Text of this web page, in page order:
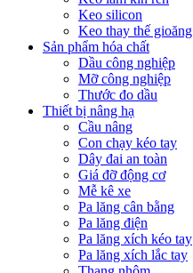
Keo silicon
Keo thay thế gioăng
Sản phẩm hóa chất
Dầu công nghiệp
Mỡ công nghiệp
Thước đo dầu
Thiết bị nâng hạ
Cầu nâng
Con chạy kéo tay
Dây đai an toàn
Giá đỡ động cơ
Mễ kê xe
Pa lăng cân bằng
Pa lăng điện
Pa lăng xích kéo tay
Pa lăng xích lắc tay